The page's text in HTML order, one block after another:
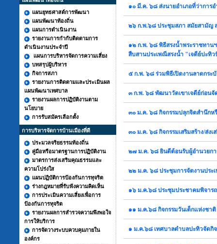
แผนยุทธศาสต์การพัฒนา
แผนพัฒนาท้องถิ่น
แผนการดำเนินงาน
รายงานการกำกับติดตามการ
ดำเนินงานประจำปี
แผนการบริหารจัดการความเสี่ยง
บทสรุปผู้บริหาร
กิจการสภา
รายงานการติดตามและประเมินผล
แผนพัฒนาเทศบาล
รายงานผลการปฏิบัติงานตาม
นโยบาย
การรับสมัครเลือกตั้ง
การบริหารจัดการบ้านเมืองที่ดี
ประมวลจริยธรรมท้องถิ่น
คู่มือหรือมาตรฐานการปฏิบัติงาน
มาตรการส่งเสริมคุณธรรมและ
ความโปร่งใส
แผนปฏิบัติการป้องกันการทุจริต
ร่างกฎหมายที่รับฟังความคิดเห็น
การประเมินความเสี่ยงเพื่อการ
ป้องกันการทุจริต
รายงานผลการสำรวจความพึงพอใจ
การให้บริการ
การจัดวางระบบควบคุมภายใน
องค์กร
๑๐ มี.ค. ๖๘ ส่งนายอำเภอที่ว่าการอ
๒๖ ก.พ.๖๘ ประชุมสภา สมัยสามัญ
๑๒ ก.พ. ๖๘ พิธีสรงน้ำพระราชทาน
สืบสานประเพณีสรงน้ำ "เจดีย์ปะทิ
๕ ก.พ. ๖๘ ร่วมพิธีเปิดงานลาดกระ
๓ ก.พ. ๖๘ พัฒนาวัดเขาเจดีย์ก่อนจั
๓๐ ม.ค. ๖๘ กิจกรรมปลุกจิตสำนึก
๓๐ ม.ค. ๖๘ กิจกรรมเสริมสร้าง/ส่ง
๒๗ ม.ค. ๖๘ ยินดีต้อนรับผู้อำนวยกา
๒๒ ม.ค. ๖๘ ประชุมการจัดงานประ
๑๖ ม.ค.๖๘ ประชุมประชาคมพิจาร
๑๑ ม.ค.๖๘ กิจกรรมวันเด็กแห่งชา
๑ ม.ค.๖๘ เทศบาลตำบลปะทิวจัดกิ